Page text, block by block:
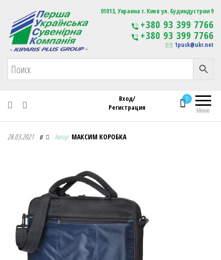
Первая Украинская Сувенирная Компания Изготовление
сувенирной продукции
с логотипом
01013, Украина г. Киев ул. Будиндустрии 9
+380 93 399 7766
+380 93 399 7766
1pusk@ukr.net
Меню
0
Вход/
Регистрация
Первая Украинская Сувенирная Компания
28.03.2021 0 Автор МАКСИМ КОРОБКА